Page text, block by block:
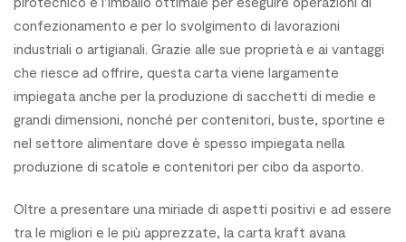
confezionamento e per lo svolgimento di lavorazioni
industriali o artigianali. Grazie alle sue proprietà e ai vantaggi
che riesce ad offrire, questa carta viene largamente
impiegata anche per la produzione di sacchetti di medie e
grandi dimensioni, nonché per contenitori, buste, sportine e
nel settore alimentare dove è spesso impiegata nella
produzione di scatole e contenitori per cibo da asporto.
Oltre a presentare una miriade di aspetti positivi e ad essere
tra le migliori e le più apprezzate, la carta kraft avana